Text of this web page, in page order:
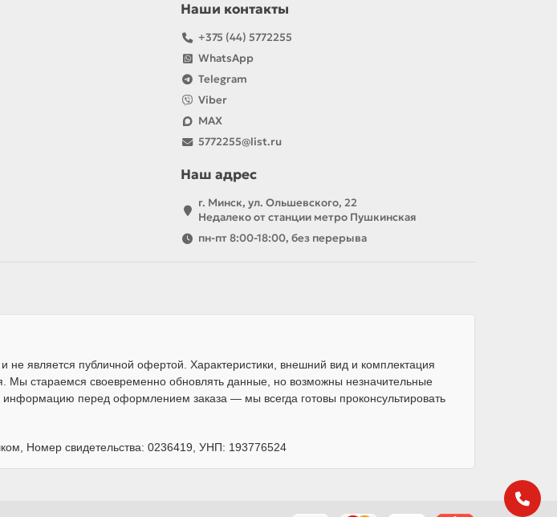
Наши контакты
+375 (44) 5772255
WhatsApp
Telegram
Viber
MAX
5772255@list.ru
Наш адрес
г. Минск, ул. Ольшевского, 22
Недалеко от станции метро Пушкинская
пн-пт 8:00-18:00, без перерыва
является публичной офертой. Характеристики, внешний вид и комплектация
Мы стараемся своевременно обновлять данные, но возможны незначительные
перед оформлением заказа — мы всегда готовы проконсультировать
Номер свидетельства: 0236419, УНП: 193776524